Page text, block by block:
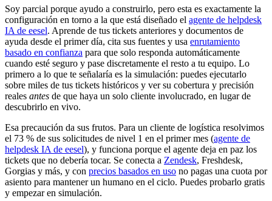
Soy parcial porque ayudo a construirlo, pero esta es exactamente la
configuración en torno a la que está diseñado el agente de helpdesk
IA de eesel. Aprende de tus tickets anteriores y documentos de
ayuda desde el primer día, cita sus fuentes y usa enrutamiento
basado en confianza para que solo responda automáticamente
cuando esté seguro y pase discretamente el resto a tu equipo. Lo
primero a lo que te señalaría es la simulación: puedes ejecutarlo
sobre miles de tus tickets históricos y ver su cobertura y precisión
reales antes de que haya un solo cliente involucrado, en lugar de
descubrirlo en vivo.
Esa precaución da sus frutos. Para un cliente de logística resolvimos
el 73 % de sus solicitudes de nivel 1 en el primer mes (agente de
helpdesk IA de eesel), y funciona porque el agente deja en paz los
tickets que no debería tocar. Se conecta a Zendesk, Freshdesk,
Gorgias y más, y con precios basados en uso no pagas una cuota por
asiento para mantener un humano en el ciclo. Puedes probarlo gratis
y empezar en simulación.